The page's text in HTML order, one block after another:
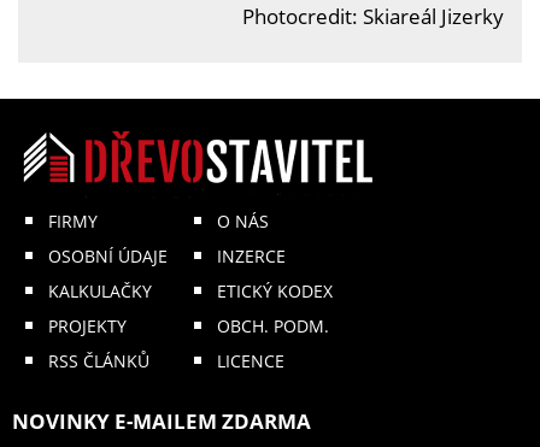
Photocredit: Skiareál Jizerky
FIRMY
OSOBNÍ ÚDAJE
KALKULAČKY
PROJEKTY
RSS ČLÁNKŮ
O NÁS
INZERCE
ETICKÝ KODEX
OBCH. PODM.
LICENCE
NOVINKY E-MAILEM ZDARMA